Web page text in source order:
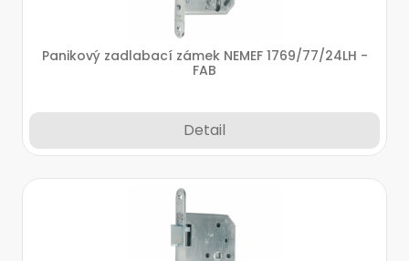
Panikový zadlabací zámek NEMEF 1769/77/24LH -
FAB
Detail